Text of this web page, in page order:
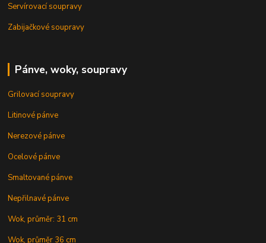
Servírovací soupravy
Zabijačkové soupravy
Pánve, woky, soupravy
Grilovací soupravy
Litinové pánve
Nerezové pánve
Ocelové pánve
Smaltované pánve
Nepřilnavé pánve
Wok, průměr: 31 cm
Wok, průměr 36 cm